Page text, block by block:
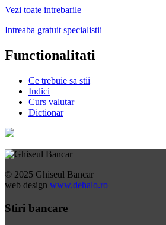
Vezi toate intrebarile
Intreaba gratuit specialistii
Functionalitati
Ce trebuie sa stii
Indici
Curs valutar
Dictionar
© 2025 Ghiseul Bancar
web design www.dehalo.ro
Stiri bancare